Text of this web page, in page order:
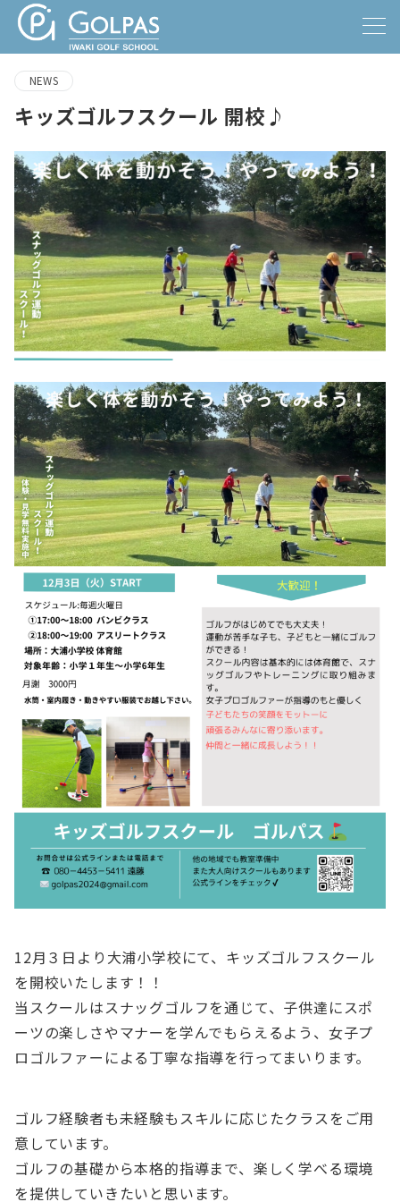
NEWS
キッズゴルフスクール 開校♪
12月３日より大浦小学校にて、キッズゴルフスクール
を開校いたします！！
当スクールはスナッグゴルフを通じて、子供達にスポ
ーツの楽しさやマナーを学んでもらえるよう、女子プ
ロゴルファーによる丁寧な指導を行ってまいります。
ゴルフ経験者も未経験もスキルに応じたクラスをご用
意しています。
ゴルフの基礎から本格的指導まで、楽しく学べる環境
を提供していきたいと思います。